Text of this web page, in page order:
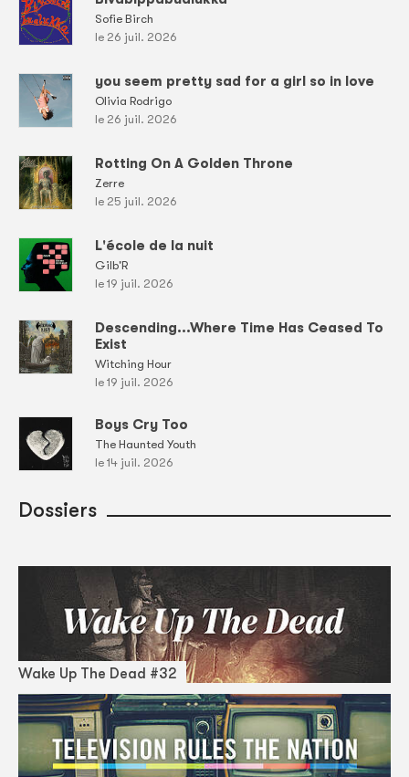
Sofie Birch
le 26 juil. 2026
you seem pretty sad for a girl so in love
Olivia Rodrigo
le 26 juil. 2026
Rotting On A Golden Throne
Zerre
le 25 juil. 2026
L'école de la nuit
Gilb'R
le 19 juil. 2026
Descending...Where Time Has Ceased To
Exist
Witching Hour
le 19 juil. 2026
Boys Cry Too
The Haunted Youth
le 14 juil. 2026
Dossiers
Wake Up The Dead #32